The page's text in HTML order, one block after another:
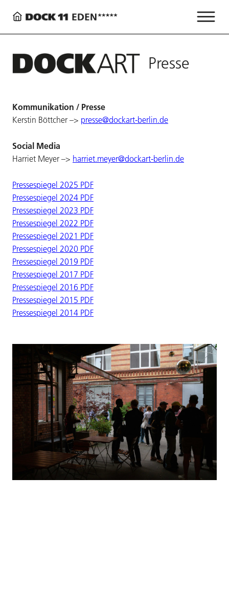
Presse
Kommunikation / Presse
Kerstin Böttcher –> presse@dockart-berlin.de
Social Media
Harriet Meyer –> harriet.meyer@dockart-berlin.de
Pressespiegel 2025 PDF
Pressespiegel 2024 PDF
Pressespiegel 2023 PDF
Pressespiegel 2022 PDF
Pressespiegel 2021 PDF
Pressespiegel 2020 PDF
Pressespiegel 2019 PDF
Pressespiegel 2017 PDF
Pressespiegel 2016 PDF
Pressespiegel 2015 PDF
Pressespiegel 2014 PDF